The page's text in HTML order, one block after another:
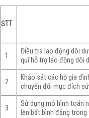
STT
1
Điều tra lao động dôi
quĩ hỗ trợ lao động dôi
2
Khảo sát các hộ gia
chuyển đổi mục đích
3
Sử dụng mô hình toán
lên bất bình đẳng